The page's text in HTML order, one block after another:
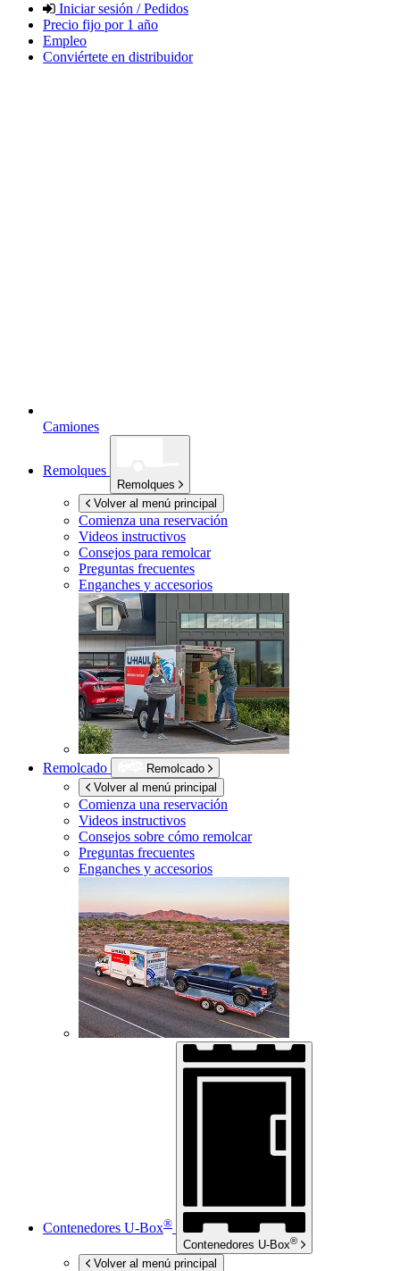
Iniciar sesión / Pedidos
Precio fijo por 1 año
Empleo
Conviértete en distribuidor
Camiones
Remolques
Remolques
Volver al menú principal
Comienza una reservación
Videos instructivos
Consejos para remolcar
Preguntas frecuentes
Enganches y accesorios
Remolcado
Remolcado
Volver al menú principal
Comienza una reservación
Videos instructivos
Consejos sobre cómo remolcar
Preguntas frecuentes
Enganches y accesorios
Contenedores U-Box®
Contenedores U-Box®
Volver al menú principal